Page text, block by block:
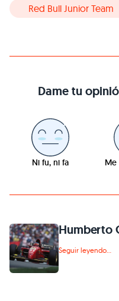
Red Bull Junior Team
Dame tu
Ni fu, ni fa Me
Humberto
Seguir leyendo...